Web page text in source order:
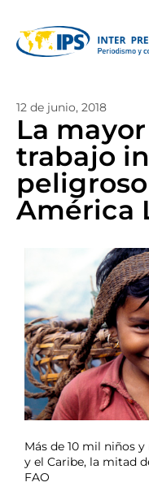
12 de junio, 2018
La
trabajo
América
Más de 10 mil niños
y el Caribe, la mitad
FAO